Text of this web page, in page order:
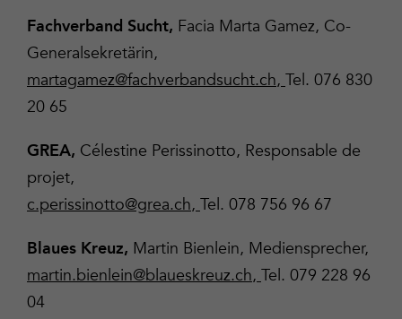
Fachverband Sucht, Facia Marta Gamez, Co-
Generalsekretärin,
martagamez@fachverbandsucht.ch,Tel. 076 830
20 65
GREA, Célestine Perissinotto, Responsable de
projet,
c.perissinotto@grea.ch,Tel. 078 756 96 67
Blaues Kreuz, Martin Bienlein, Mediensprecher,
martin.bienlein@blaueskreuz.ch,Tel. 079 228 96
04